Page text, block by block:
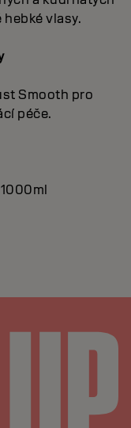
vlasy.
Smooth pro
péče.